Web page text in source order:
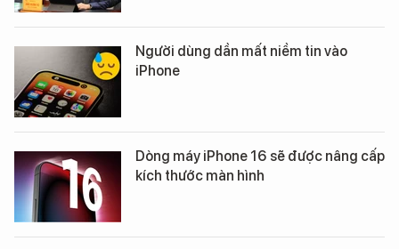
Người dùng dần mất niềm tin vào
iPhone
Dòng máy iPhone 16 sẽ được nâng cấp
kích thước màn hình